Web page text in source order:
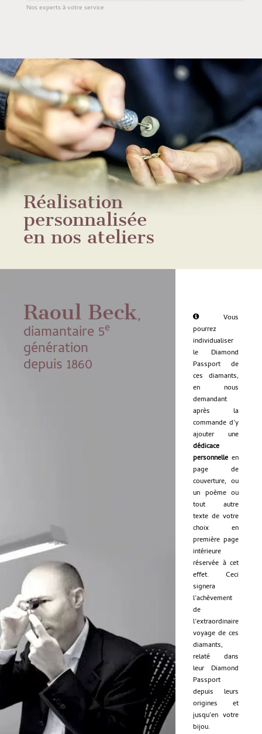
Nos experts à votre service
Réalisation
personnalisée
en nos ateliers
Raoul Beck,
diamantaire 5e
génération
depuis 1860
Vous
pourrez
individualiser
le Diamond
Passport de
ces diamants,
en nous
demandant
après la
commande d’y
ajouter une
dédicace
personnelle en
page de
couverture, ou
un poème ou
tout autre
texte de votre
choix en
première page
intérieure
réservée à cet
effet. Ceci
signera
l’achèvement
de
l’extraordinaire
voyage de ces
diamants,
relaté dans
leur Diamond
Passport
depuis leurs
origines et
jusqu’en votre
bijou.